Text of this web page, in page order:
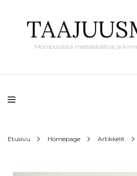
Monipuolista mediasisältöä ja
Etusivu Homepage Artikkelit